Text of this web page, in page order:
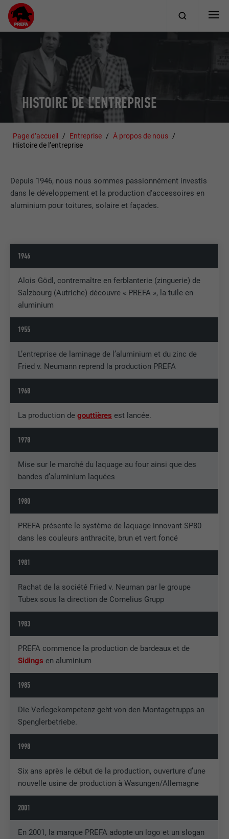
HISTOIRE DE L’ENTREPRISE
Page d’accueil Entreprise
À propos de nous
Histoire de l’entreprise
Depuis 1946, nous nous sommes passionnément investis
dans le développement et la production d'accessoires en
aluminium pour toitures, solaire et façades.
1946
Alois Gödl, contremaître en ferblanterie (zinguerie) de
Salzbourg (Autriche) découvre « PREFA », la tuile en
aluminium
1955
L’entreprise de laminage de l’aluminium et du zinc de
Fried v. Neumann reprend la production PREFA
1968
La production degouttières est lancée.
1978
Mise sur le marché du laquage au four ainsi que des
bandes d’aluminium laquées
1980
PREFA présente le système de laquage innovant SP80
dans les couleurs anthracite, brun et vert foncé
1981
Rachat de la société Fried v. Neuman par le groupe
Tubex sous la direction de Cornelius Grupp
1983
PREFA commence la production de bardeaux et de
Sidings en aluminium
1985
Die Verlegekompetenz geht von den Montagetrupps an
Spenglerbetriebe.
1998
Six ans après le début de la production, ouverture d’une
nouvelle usine de production à Wasungen/Allemagne
2001
En 2001, la marque PREFA adopte un logo et un slogan